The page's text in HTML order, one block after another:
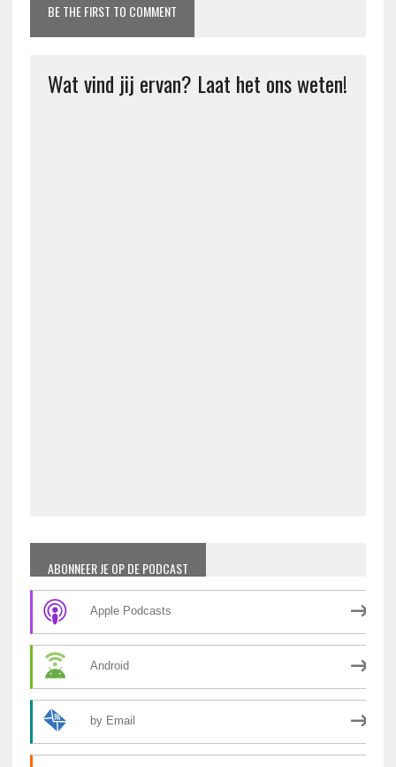
BE THE FIRST TO COMMENT
Wat vind jij ervan? Laat het ons weten!
ABONNEER JE OP DE PODCAST
Apple Podcasts
Android
by Email